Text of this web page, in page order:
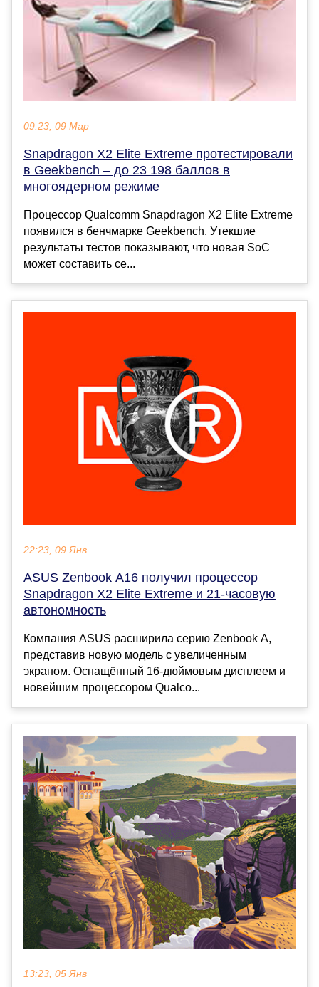
09:23, 09 Мар
Snapdragon X2 Elite Extreme протестировали
в Geekbench – до 23 198 баллов в
многоядерном режиме
Процессор Qualcomm Snapdragon X2 Elite Extreme
появился в бенчмарке Geekbench. Утекшие
результаты тестов показывают, что новая SoC
может составить се...
22:23, 09 Янв
ASUS Zenbook A16 получил процессор
Snapdragon X2 Elite Extreme и 21-часовую
автономность
Компания ASUS расширила серию Zenbook A,
представив новую модель с увеличенным
экраном. Оснащённый 16-дюймовым дисплеем и
новейшим процессором Qualco...
13:23, 05 Янв